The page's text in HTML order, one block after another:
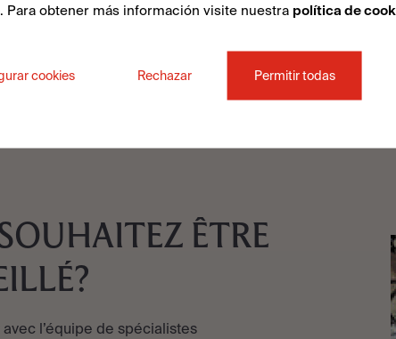
ÊTRE
l’équipe de spécialistes
Para obtener más información visite nuestra política de
cookies Rechazar Permitir todas